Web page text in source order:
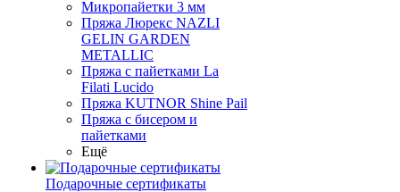
Микропайетки 3 мм
Пряжа Люрекс NAZLI
GELIN GARDEN
METALLIC
Пряжа с пайетками La
Filati Lucido
Пряжа KUTNOR Shine Pail
Пряжа с бисером и
пайетками
Ещё
Подарочные сертификаты